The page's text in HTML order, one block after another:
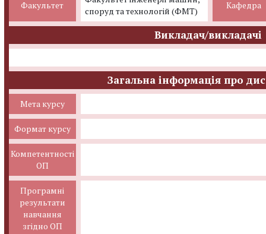
Факультет
споруд та технологій (ФМТ)
Кафедра
Викладач/викладачі
Загальна інформація про
Мета курсу
Формат курсу
Компетентності
ОП
Програмні
результати
навчання
згідно ОП